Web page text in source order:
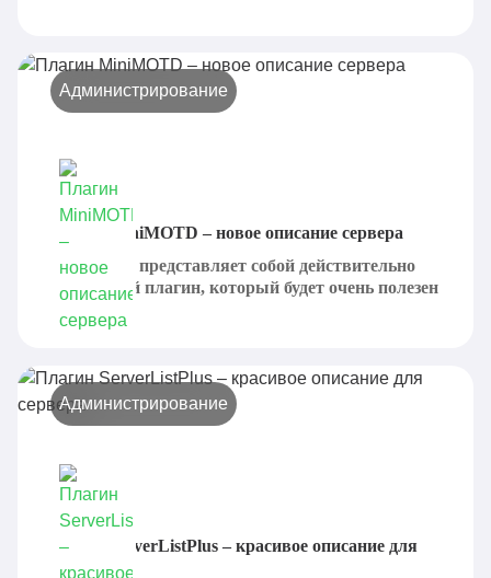
Администрирование
Плагин MiniMOTD – новое описание сервера
MiniMOTD представляет собой действительно
интересный плагин, который будет очень полезен
Администрирование
Плагин ServerListPlus – красивое описание для
сервера